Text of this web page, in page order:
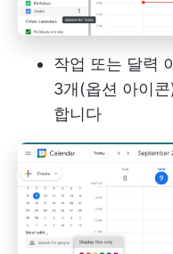
작업 또는 달력
3개(옵션 아이
합니다